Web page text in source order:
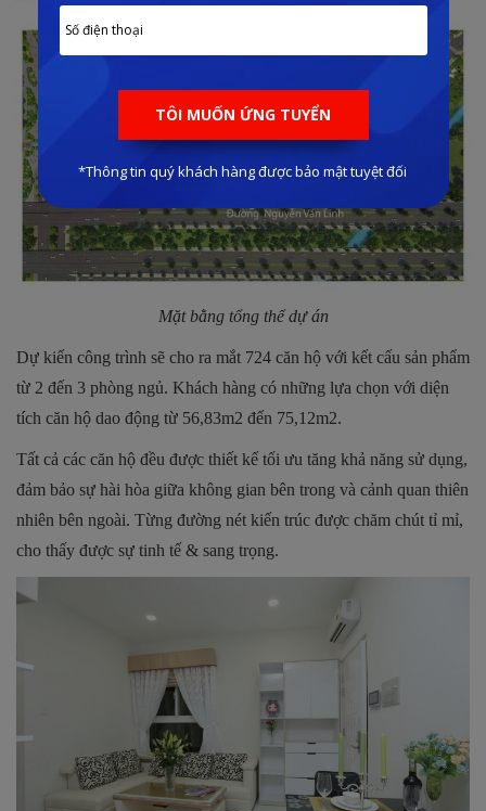
Mặt bằng tổng thể dự án
Dự kiến công trình sẽ cho ra mắt 724 căn hộ với kết cấu sản phẩm
từ 2 đến 3 phòng ngủ. Khách hàng có những lựa chọn với diện
tích căn hộ dao động từ 56,83m2 đến 75,12m2.
Tất cả các căn hộ đều được thiết kế tối ưu tăng khả năng sử dụng,
đảm bảo sự hài hòa giữa không gian bên trong và cảnh quan thiên
nhiên bên ngoài. Từng đường nét kiến trúc được chăm chút tỉ mỉ,
cho thấy được sự tinh tế & sang trọng.